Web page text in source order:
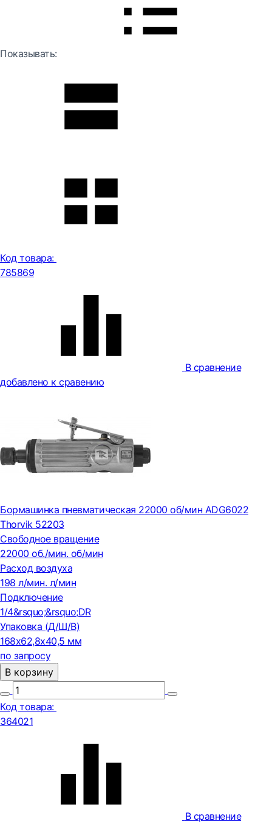
Показывать:
Код товара:
785869
В сравнение
добавлено к сравению
Бормашинка пневматическая 22000 об/мин ADG6022
Thorvik 52203
Свободное вращение
22000 об./мин. об/мин
Расход воздуха
198 л/мин. л/мин
Подключение
1/4&rsquo;&rsquo;DR
Упаковка (Д/Ш/В)
168x62,8x40,5 мм
по запросу
В корзину
Код товара:
364021
В сравнение